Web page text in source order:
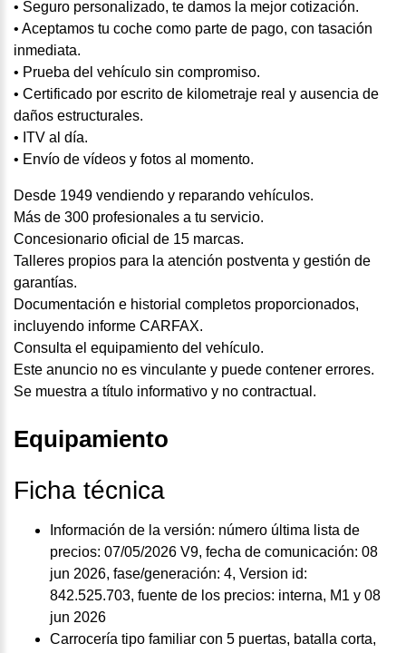
• Seguro personalizado, te damos la mejor cotización.
• Aceptamos tu coche como parte de pago, con tasación
inmediata.
• Prueba del vehículo sin compromiso.
• Certificado por escrito de kilometraje real y ausencia de
daños estructurales.
• ITV al día.
• Envío de vídeos y fotos al momento.
Desde 1949 vendiendo y reparando vehículos.
Más de 300 profesionales a tu servicio.
Concesionario oficial de 15 marcas.
Talleres propios para la atención postventa y gestión de
garantías.
Documentación e historial completos proporcionados,
incluyendo informe CARFAX.
Consulta el equipamiento del vehículo.
Este anuncio no es vinculante y puede contener errores.
Se muestra a título informativo y no contractual.
Equipamiento
Ficha técnica
Información de la versión: número última lista de
precios: 07/05/2026 V9, fecha de comunicación: 08
jun 2026, fase/generación: 4, Version id:
842.525.703, fuente de los precios: interna, M1 y 08
jun 2026
Carrocería tipo familiar con 5 puertas, batalla corta,